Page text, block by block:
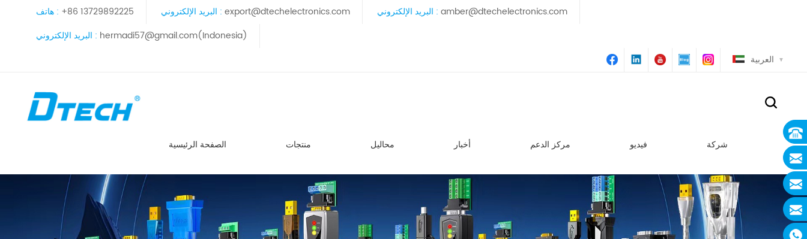
هاتف : +86 13729892225 البريد الإلكتروني : export@dtechelectronics.com البريد الإلكتروني : amber@dtechelectronics.com
البريد الإلكتروني : hermadi57@gmail.com(Indonesia)
العربية
الصفحة الرئيسية منتجات محاليل أخبار مركز الدعم فيديو شركة